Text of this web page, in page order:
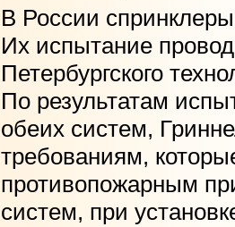
В России
Их испытание
Петербургского
По результатам
обеих систем,
требованиям,
противопожарным
систем, при